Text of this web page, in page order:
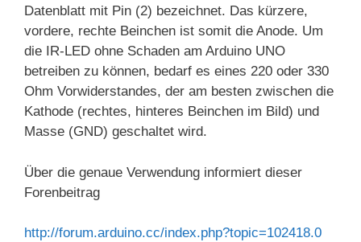
Datenblatt mit Pin (2) bezeichnet. Das kürzere,
vordere, rechte Beinchen ist somit die Anode. Um
die IR-LED ohne Schaden am Arduino UNO
betreiben zu können, bedarf es eines 220 oder 330
Ohm Vorwiderstandes, der am besten zwischen die
Kathode (rechtes, hinteres Beinchen im Bild) und
Masse (GND) geschaltet wird.
Über die genaue Verwendung informiert dieser
Forenbeitrag
http://forum.arduino.cc/index.php?topic=102418.0